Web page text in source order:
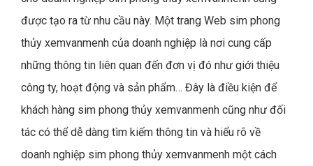
được tạo ra từ nhu cầu này. Một trang Web sim phong
thủy xemvanmenh của doanh nghiệp là nơi cung cấp
những thông tin liên quan đến đơn vị đó như giới thiệu
công ty, hoạt động và sản phẩm… Đây là điều kiện để
khách hàng sim phong thủy xemvanmenh cũng như đối
tác có thể dễ dàng tìm kiếm thông tin và hiểu rõ về
doanh nghiệp sim phong thủy xemvanmenh một cách